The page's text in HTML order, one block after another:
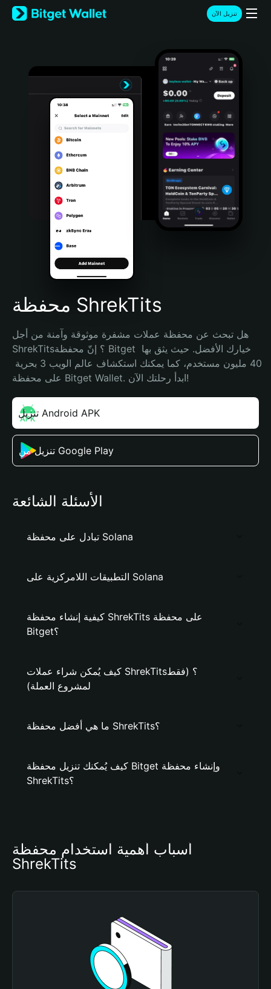
English
日本語
Türkçe
Português (Portugal)
Bahasa Indonesia
Português (Brasil)
Español (Argentina)
تنزيل الآن
محفظة ShrekTits
هل تبحث عن محفظة عملات مشفرة موثوقة وآمنة من أجل
ShrekTits؟ إنّ محفظة Bitget خيارك الأفضل. حيث يثق بها
على محفظة Bitget Wallet. ابدأ رحلتك الآن!
تنزيل Android APK
تنزيل من Google Play
الأسئلة الشائعة
تبادل على محفظة Solana
التطبيقات اللامركزية على Solana
كيفية إنشاء محفظة ShrekTits على محفظة
Bitget؟
كيف يُمكن شراء عملات ShrekTits؟ (فقط
لمشروع العملة)
ما هي أفضل محفظة ShrekTits؟
كيف يُمكنك تنزيل محفظة Bitget وإنشاء محفظة
ShrekTits؟
أسباب أهمية استخدام محفظة
ShrekTits